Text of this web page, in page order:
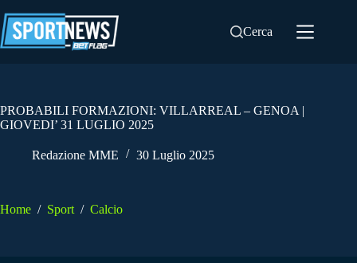
al
contenuto
Cerca
PROBABILI FORMAZIONI: VILLARREAL – GENOA |
GIOVEDI’ 31 LUGLIO 2025
Redazione MME 30 Luglio 2025
Home / Sport / Calcio